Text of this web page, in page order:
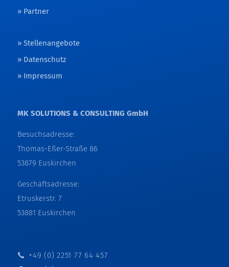
Partner
Stellenangebote
Datenschutz
Impressum
MK SOLUTIONS & CONSULTING GmbH
Besuchsadresse:
Thomas-Eßer-Straße 86
53879 Euskirchen
Geschäftsadresse:
Etruskerstr. 7
53881 Euskirchen
+49 (0) 2251 77 64 457